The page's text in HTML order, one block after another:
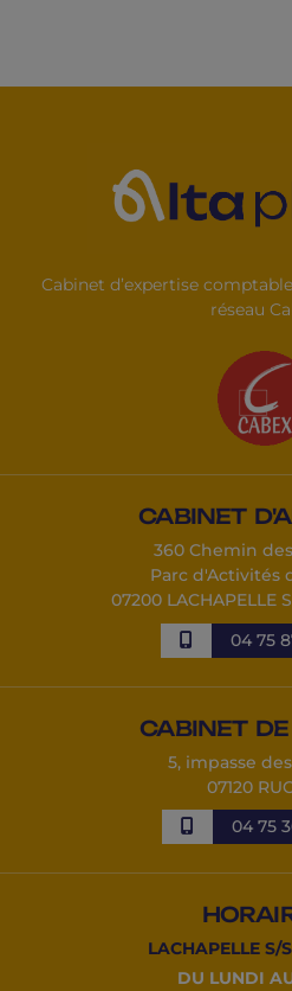
Cabinet d’expertise
réseau
CABINET
360 Chemin
Parc d'Activités
07200 LACHAPELLE
04 75
CABINET
5, impasse
07120
04 75
LACHAPELLE S/
DU LUNDI